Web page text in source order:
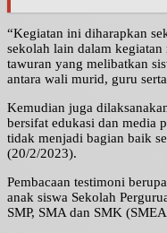
“Kegiatan ini diharapkan
sekolah lain dalam
tawuran yang melibatkan
antara wali murid, guru
Kemudian juga
bersifat edukasi dan media
tidak menjadi bagian baik
(20/2/2023).
Pembacaan testimoni
anak siswa Sekolah
SMP, SMA dan SMK